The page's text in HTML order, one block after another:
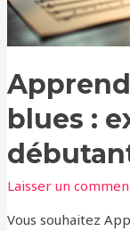
blues :
Laisser un
Vous souhaitez